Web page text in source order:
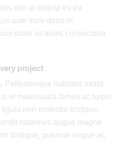
nisi ut aliquip ex ea
aute irure dolor in
dolor sit amet, consectetur
project
Pellentesque habitant morbi
et malesuada fames ac turpis
non molestie tristique,
maximus augue magna
tristique, pulvinar neque at,